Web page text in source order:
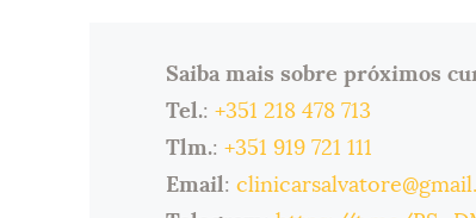
Saiba mais sobre próximos
Tel.:+351 218 478 713
Tlm.:+351 919 721 111
Email: